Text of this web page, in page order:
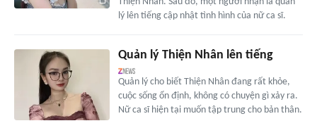
lý lên tiếng cập nhật tình hình của nữ ca sĩ.
Quản lý Thiện Nhân lên tiếng
Quản lý cho biết Thiện Nhân đang rất khỏe,
cuộc sống ổn định, không có chuyện gì xảy ra.
Nữ ca sĩ hiện tại muốn tập trung cho bản thân.